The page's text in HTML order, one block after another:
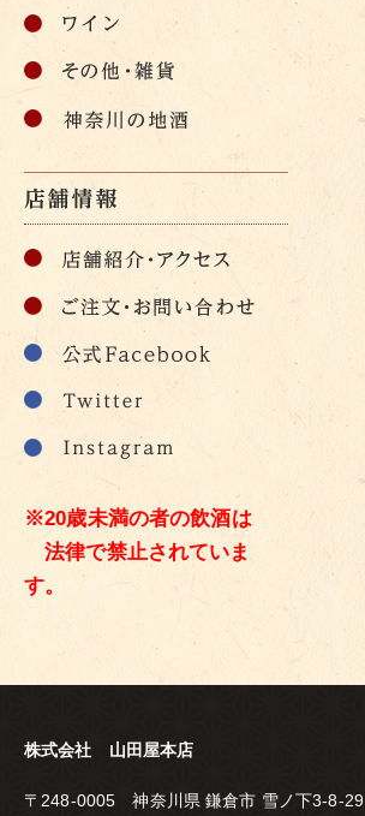
※20歳未満の者の飲酒は
法律で禁止されていま
す。
株式会社 山田屋本店
〒248-0005 神奈川県 鎌倉市 雪ノ下3-8-29